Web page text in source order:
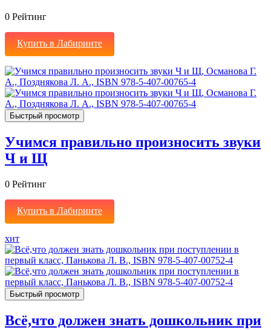
0 Рейтинг
Купить в Лабиринте
Быстрый просмотр
Учимся правильно произносить звуки
Ч и Щ
0 Рейтинг
Купить в Лабиринте
хит
Быстрый просмотр
Всё,что должен знать дошкольник при